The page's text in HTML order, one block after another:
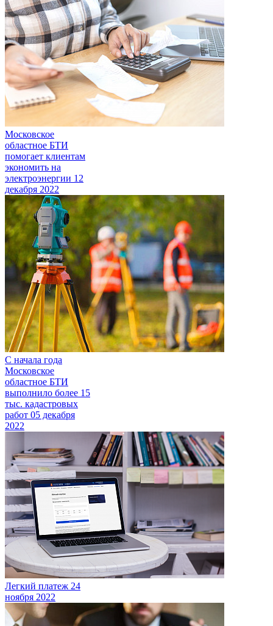
Московское
областное БТИ
помогает клиентам
экономить на
электроэнергии 12
декабря 2022
С начала года
Московское
областное БТИ
выполнило более 15
тыс. кадастровых
работ 05 декабря
2022
Легкий платеж 24
ноября 2022